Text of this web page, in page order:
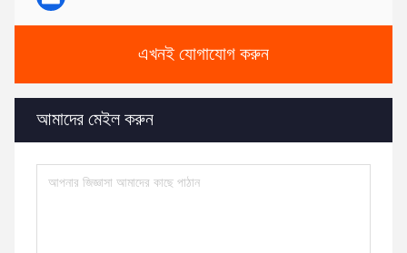
এখনই যোগাযোগ করুন
আমাদের মেইল করুন